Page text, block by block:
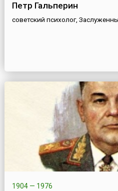
Петр Гальперин
советский психолог,
1904 — 1976